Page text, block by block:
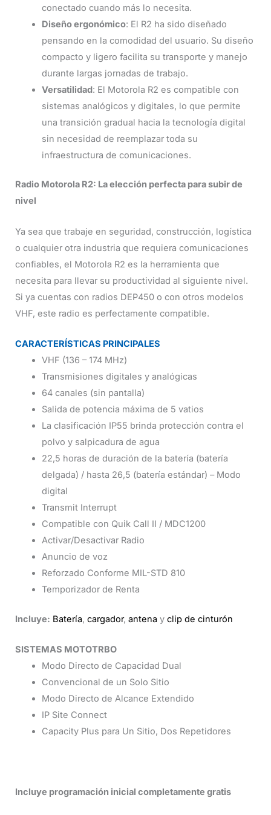
conectado cuando más lo necesita.
Diseño ergonómico: El R2 ha sido diseñado
pensando en la comodidad del usuario. Su diseño
compacto y ligero facilita su transporte y manejo
durante largas jornadas de trabajo.
Versatilidad: El Motorola R2 es compatible con
sistemas analógicos y digitales, lo que permite
una transición gradual hacia la tecnología digital
sin necesidad de reemplazar toda su
infraestructura de comunicaciones.
Radio Motorola R2: La elección perfecta para subir de
nivel
Ya sea que trabaje en seguridad, construcción, logística
o cualquier otra industria que requiera comunicaciones
confiables, el Motorola R2 es la herramienta que
necesita para llevar su productividad al siguiente nivel.
Si ya cuentas con radios DEP450 o con otros modelos
VHF, este radio es perfectamente compatible.
CARACTERÍSTICAS PRINCIPALES
VHF (136 – 174 MHz)
Transmisiones digitales y analógicas
64 canales (sin pantalla)
Salida de potencia máxima de 5 vatios
La clasificación IP55 brinda protección contra el
polvo y salpicadura de agua
22,5 horas de duración de la batería (batería
delgada) / hasta 26,5 (batería estándar) – Modo
digital
Transmit Interrupt
Compatible con Quik Call II / MDC1200
Activar/Desactivar Radio
Anuncio de voz
Reforzado Conforme MIL-STD 810
Temporizador de Renta
Incluye: Batería, cargador, antena y clip de cinturón
SISTEMAS MOTOTRBO
Modo Directo de Capacidad Dual
Convencional de un Solo Sitio
Modo Directo de Alcance Extendido
IP Site Connect
Capacity Plus para Un Sitio, Dos Repetidores
Incluye programación inicial completamente gratis